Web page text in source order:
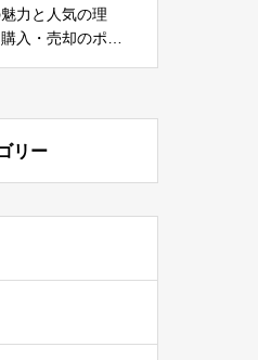
力と人気の理
入・売却のポイ
リー